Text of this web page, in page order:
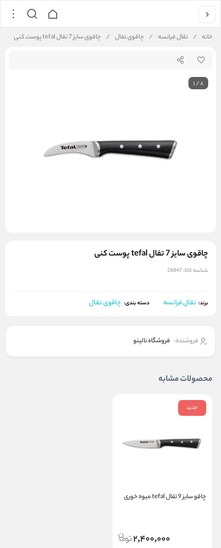
خانه / تفال فرانسه / چاقوی تفال / چاقوی سایز 7 تفال tefal پوست کنی
1/8
چاقوی سایز 7 تفال tefal پوست کنی
شناسه کالا: 28847
برند: تفال فرانسه دسته بندی: چاقوی تفال
فروشنده: فروشگاه نالینو
محصولات مشابه
جدید
چاقو سایز 9 تفال tefal میوه خوری
2,400,000